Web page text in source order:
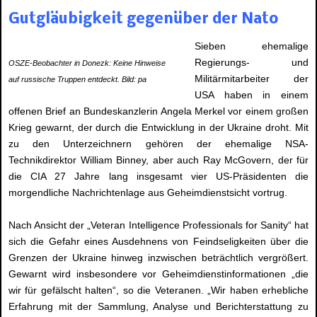
Gutgläubigkeit gegenüber der Nato
OSZE-Beobachter in Donezk: Keine Hinweise
auf russische Truppen entdeckt. Bild: pa
Sieben ehemalige
Regierungs- und
Militärmitarbeiter der
USA haben in einem
offenen Brief an Bundeskanzlerin Angela Merkel vor einem großen
Krieg gewarnt, der durch die Entwicklung in der Ukraine droht. Mit
zu den Unterzeichnern gehören der ehemalige NSA-
Technikdirektor William Binney, aber auch Ray McGovern, der für
die CIA 27 Jahre lang insgesamt vier US-Präsidenten die
morgendliche Nachrichtenlage aus Geheimdienstsicht vortrug.
Nach Ansicht der „Veteran Intelligence Professionals for Sanity“ hat
sich die Gefahr eines Ausdehnens von Feindseligkeiten über die
Grenzen der Ukraine hinweg inzwischen beträchtlich vergrößert.
Gewarnt wird insbesondere vor Geheimdienstinformationen „die
wir für gefälscht halten“, so die Veteranen. „Wir haben erhebliche
Erfahrung mit der Sammlung, Analyse und Berichterstattung zu